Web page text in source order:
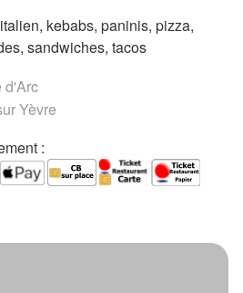
kebabs, paninis, pizza,
sandwiches, tacos
d'Arc
Yèvre
: